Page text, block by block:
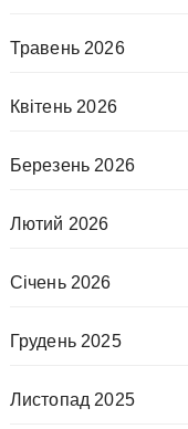
Травень 2026
Квітень 2026
Березень 2026
Лютий 2026
Січень 2026
Грудень 2025
Листопад 2025